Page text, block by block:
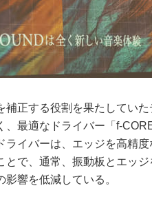
補正する役割を果たしてい
、最適なドライバー「f-
ライバーは、エッジを高精
とで、通常、振動板とエッ
響を低減している。